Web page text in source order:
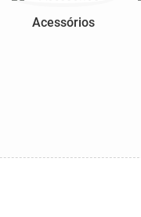
Acessórios